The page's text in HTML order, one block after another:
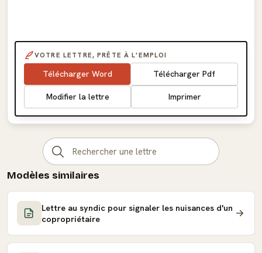
VOTRE LETTRE, PRÊTE À L'EMPLOI
Télécharger Word Télécharger Pdf
Modifier la lettre Imprimer
Modèles similaires
Lettre au syndic pour signaler les nuisances d'un
copropriétaire